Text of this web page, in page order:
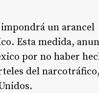
un arancel
Esta medida,
por no haber
del
.